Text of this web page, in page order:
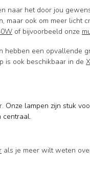
naar het door jou
ook om meer licht
of bijvoorbeeld onze
hebben een opvallende
is ook beschikbaar in de
Onze lampen zijn stuk
centraal.
als je meer wilt weten